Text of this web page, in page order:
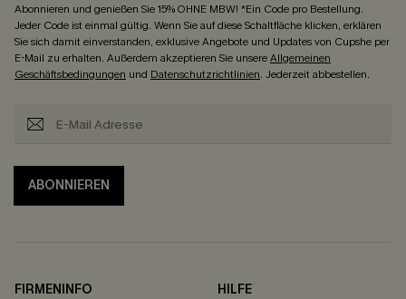
Abonnieren und genießen Sie 15% OHNE MBW! *Ein Code pro Bestellung.
Jeder Code ist einmal gültig. Wenn Sie auf diese Schaltfläche klicken, erklären
Sie sich damit einverstanden, exklusive Angebote und Updates von Cupshe per
E-Mail zu erhalten. Außerdem akzeptieren Sie unsereAllgemeinen
Geschäftsbedingungen und Datenschutzrichtlinien. Jederzeit abbestellen.
ABONNIEREN
FIRMENINFO
HILFE